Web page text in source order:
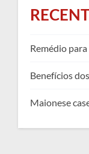
Remédio
Benefícios
Maionese